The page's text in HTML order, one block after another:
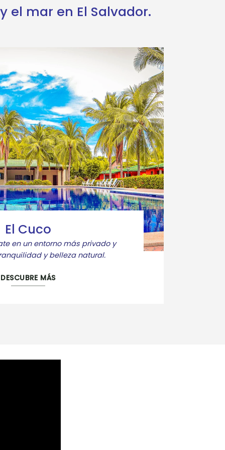
el mar en El Salvador.
El Cuco
en un entorno más privado y
y belleza natural.
DESCUBRE MÁS